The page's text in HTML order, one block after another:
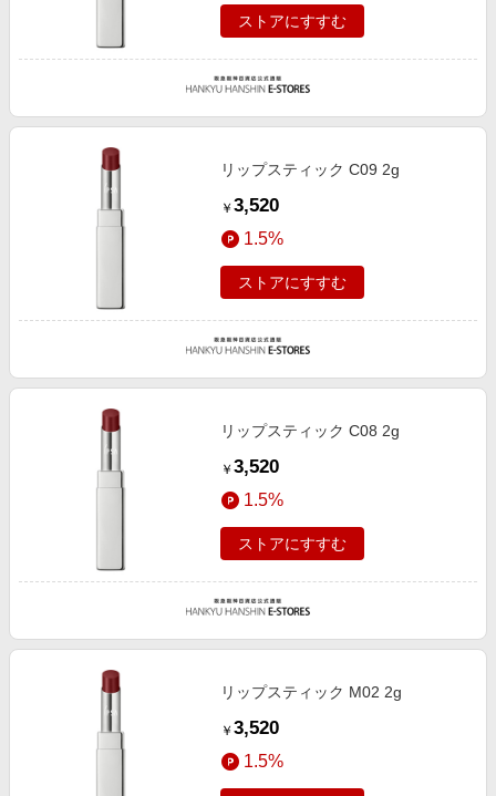
ストアにすすむ
リップスティック C09 2g
￥ 3,520
1.5%
ストアにすすむ
リップスティック C08 2g
￥ 3,520
1.5%
ストアにすすむ
リップスティック M02 2g
￥ 3,520
1.5%